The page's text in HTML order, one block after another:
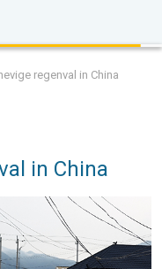
regenval in China
in China